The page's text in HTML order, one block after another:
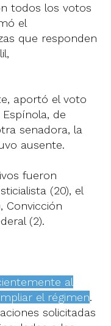
todos los votos
el
que responden
aportó el voto
de
senadora, la
ausente.
fueron
(20), el
Convicción
(2).
al
el régimen.
solicitadas